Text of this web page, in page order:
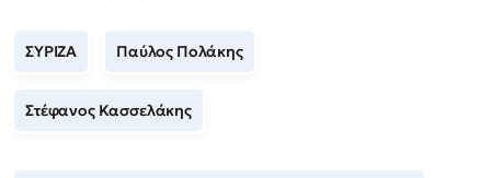
ΣΥΡΙΖΑ Παύλος Πολάκης
Στέφανος Κασσελάκης